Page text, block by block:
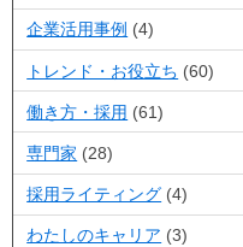
企業活用事例 (4)
トレンド・お役立ち (60)
働き方・採用 (61)
専門家 (28)
採用ライティング (4)
わたしのキャリア (3)